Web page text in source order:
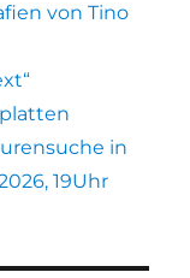
von Tino
in
19Uhr